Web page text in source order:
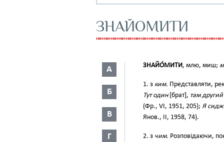
ЗНАЙОМИТИ
А
Б
В
Г
ЗНАЙО́МИТИ, млю, миш;
1. з ким. Представляти,
Тут один[брат], там
(Фр., VI, 1951, 205); Я
Янов., II, 1958, 74).
2. з чим. Розповідаючи,